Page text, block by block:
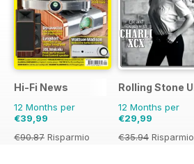
Hi-Fi News
12 Months per
€39,99
€90.87 Risparmio
Rolling Stone
12 Months per
€29,99
€35.94 Risparmio